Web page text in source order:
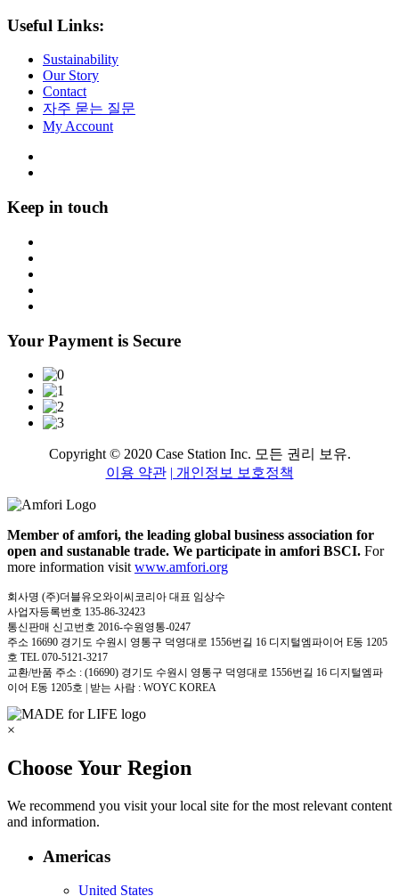
Useful Links:
Sustainability
Our Story
Contact
자주 묻는 질문
My Account
Keep in touch
Your Payment is Secure
Copyright © 2020 Case Station Inc. 모든 권리 보유.
이용 약관 | 개인정보 보호정책
Member of amfori, the leading global business association for
open and sustanable trade. We participate in amfori BSCI. For
more information visit www.amfori.org
회사명 (주)더블유오와이씨코리아 대표 임상수
사업자등록번호 135-86-32423
통신판매 신고번호 2016-수원영통-0247
주소 16690 경기도 수원시 영통구 덕영대로 1556번길 16 디지털엠파이어 E동 1205
호 TEL 070-5121-3217
교환/반품 주소 : (16690) 경기도 수원시 영통구 덕영대로 1556번길 16 디지털엠파
이어 E동 1205호 | 받는 사람 : WOYC KOREA
×
Choose Your Region
We recommend you visit your local site for the most relevant content
and information.
Americas
United States